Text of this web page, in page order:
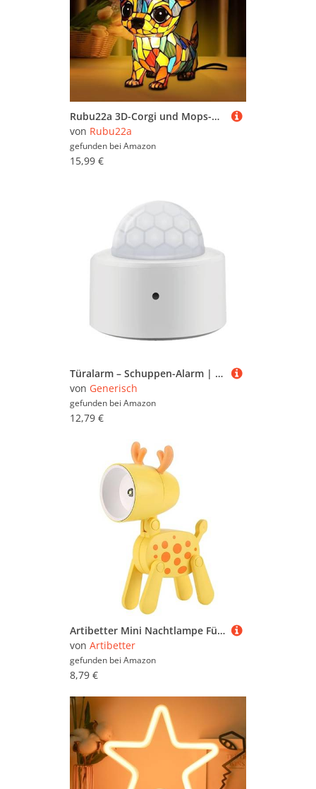
Rubu22a 3D-Corgi und Mops-USB Lampe, Niedliche Vintage-Tischlampe, Hundeserie mit Französischer Bulldogge, Gebeiztem Kunstharz LED-Umgebungslicht Nachtlicht Schlafzimmerlampe (H)
von Rubu22a
gefunden bei Amazon
15,99 €
Türalarm – Schuppen-Alarm | Bewegungsmelder-Nachtlicht | Hausalarm-Sicherheitssystem | Sensor-Licht innen für Badezimmer, Treppenweg, Flur, Korridorr Kinder, ältere Menschen, automatische
von Generisch
gefunden bei Amazon
12,79 €
Artibetter Mini Nachtlampe Für Schlafzimmer Nachtlichtlampe Nachtlicht Für Haustiere Nachtlampe Nachttischlampe Kind Pvc Karikatur Cartoon-Nachtlichter Weihnachten Weihnachts-LED-Nachtlichter
von Artibetter
gefunden bei Amazon
8,79 €